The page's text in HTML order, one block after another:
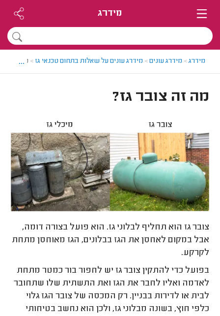
מידרג
מידרג> מידרג עונים> מידרג עונים על שאלות בתחום טכנאי גז > מה זה
...
מה זה צובר גז?
צובר גז הוא תחליף לבלוני גז. הוא פועל בצורה דומה,
אבל במקום לאחסן את הגז בבלונים, הגז מאוחסן מתחת
לקרקע.
בפועל כדי להתקין צובר גז יש לחפור בור כמטר מתחת
לאדמה ואליו לחבר את הגז ואת התשתית שלו שתחובר
לבית או לדירות בבניין. רק המכסה של צובר הגז גלוי
כלפי חוץ, בשונה מבלוני גז, ולכן הוא נחשב בטיחותי